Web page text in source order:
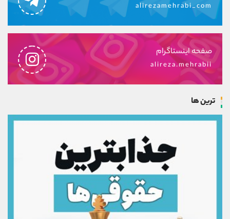
alirezamehrabi_com
صفحه اینستاگرام
alireza.mehrabii
ترین ها